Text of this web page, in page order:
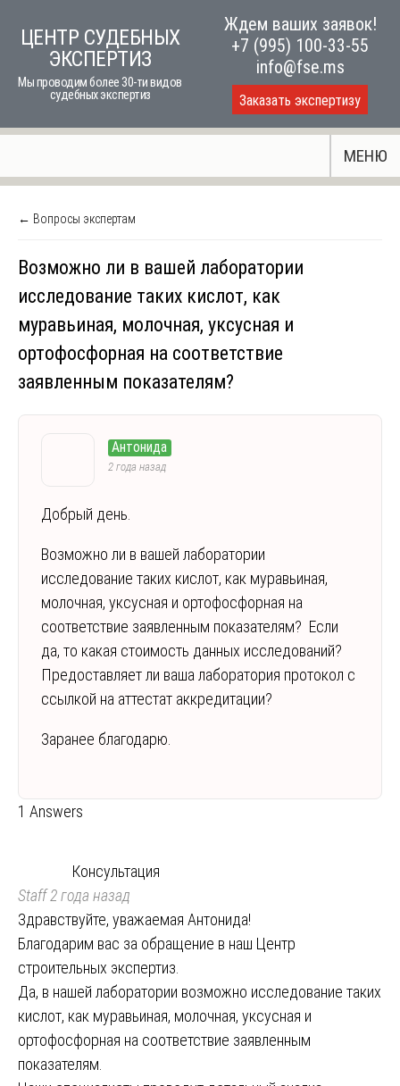
ЦЕНТР СУДЕБНЫХ
ЭКСПЕРТИЗ
Мы проводим более 30-ти видов
судебных экспертиз
Ждем ваших заявок!
+7 (995) 100-33-55
info@fse.ms
Заказать экспертизу
МЕНЮ
← Вопросы экспертам
Возможно ли в вашей лаборатории
исследование таких кислот, как
муравьиная, молочная, уксусная и
ортофосфорная на соответствие
заявленным показателям?
Антонида
2 года назад
Добрый день.
Возможно ли в вашей лаборатории
исследование таких кислот, как муравьиная,
молочная, уксусная и ортофосфорная на
соответствие заявленным показателям? Если
да, то какая стоимость данных исследований?
Предоставляет ли ваша лаборатория протокол с
ссылкой на аттестат аккредитации?
Заранее благодарю.
1 Answers
Консультация
Staff2 года назад
Здравствуйте, уважаемая Антонида!
Благодарим вас за обращение в наш Центр
строительных экспертиз.
Да, в нашей лаборатории возможно исследование таких
кислот, как муравьиная, молочная, уксусная и
ортофосфорная на соответствие заявленным
показателям.